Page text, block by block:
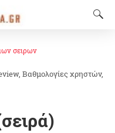
σειρων
Βαθμολογίες χρηστών